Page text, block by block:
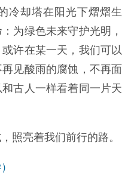
冷却塔在阳光下熠熠生
为绿色未来守护光明，
许在某一天，我们可以
见酸雨的腐蚀，不再面
古人一样看着同一片天
照亮着我们前行的路。